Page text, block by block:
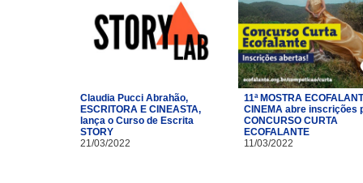
Claudia Pucci Abrahão,
ESCRITORA E CINEASTA,
lança o Curso de Escrita
STORY
21/03/2022
11ª MOSTRA
CINEMA abre inscrições
CONCURSO CURTA
ECOFALANTE
11/03/2022